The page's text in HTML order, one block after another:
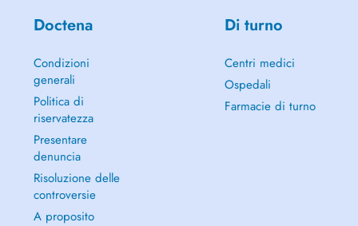
Doctena
Condizioni
generali
Politica di
riservatezza
Presentare
denuncia
Risoluzione delle
controversie
A proposito
Di turno
Centri medici
Ospedali
Farmacie di turno